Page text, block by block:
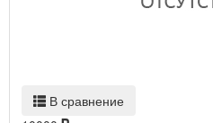
В сравнение